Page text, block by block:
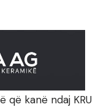
që kanë ndaj KRU